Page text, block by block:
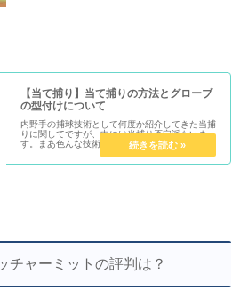
【当て捕り】当て捕りの方法とグローブ
の型付けについて
内野手の捕球技術として何度か紹介してきた当捕
りに関してですが、中には当捕り否定派もいま
す。まあ色んな技術があり、全てが万人の体に適
しているというわけではないので当然でしょう。
ではそんな当捕りの注意すべき点や当て捕りに適
チャーミットの評判は？